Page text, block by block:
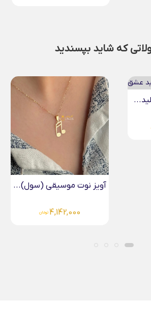
که شاید بپسندید
آویز نوت موسیقی (سول)...
4,142,000 تومان